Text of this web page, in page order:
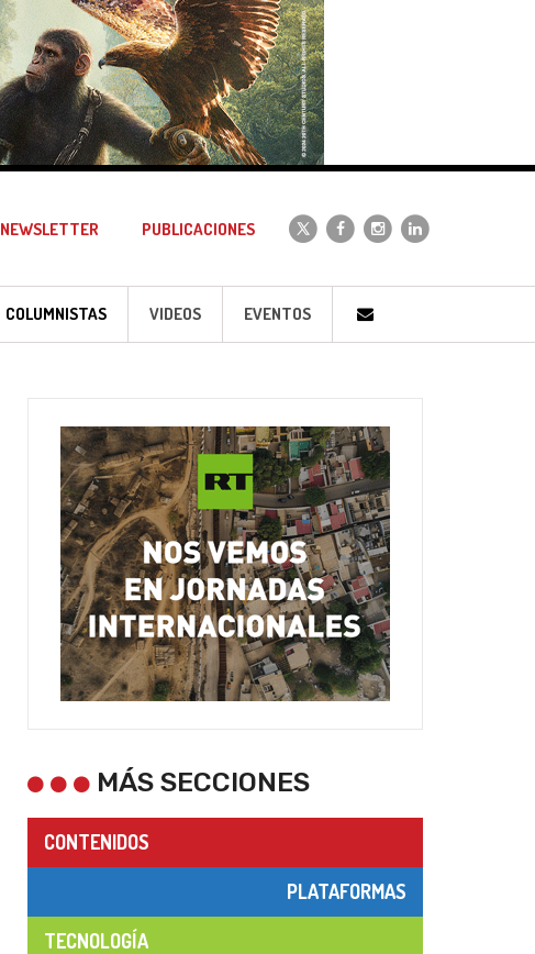
NEWSLETTER PUBLICACIONES
COLUMNISTAS VIDEOS EVENTOS
MÁS SECCIONES
CONTENIDOS
PLATAFORMAS
TECNOLOGÍA